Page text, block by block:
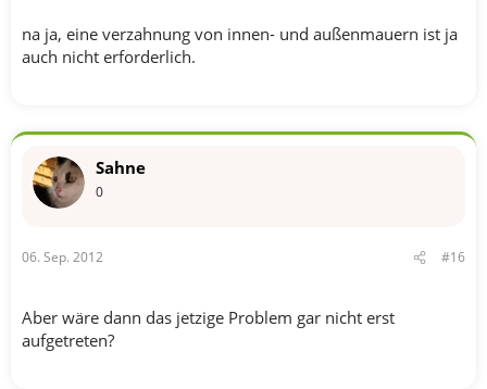
na ja, eine verzahnung von innen- und außenmauern ist ja
auch nicht erforderlich.
Sahne
0
06. Sep. 2012 #16
Aber wäre dann das jetzige Problem gar nicht erst
aufgetreten?